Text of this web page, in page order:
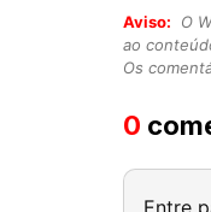
Aviso:
O
ao
Os
0
Entre